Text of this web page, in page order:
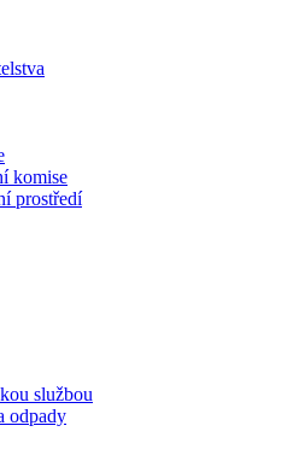
komise
prostředí
službou
odpady